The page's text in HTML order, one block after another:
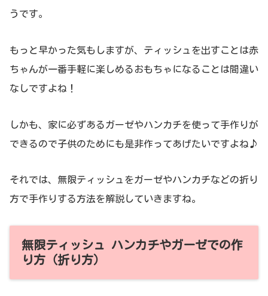
うです。
もっと早かった気もしますが、ティッシュを出すことは赤
ちゃんが一番手軽に楽しめるおもちゃになることは間違い
なしですよね！
しかも、家に必ずあるガーゼやハンカチを使って手作りが
できるので子供のためにも是非作ってあげたいですよね♪
それでは、無限ティッシュをガーゼやハンカチなどの折り
方で手作りする方法を解説していきますね。
無限ティッシュ ハンカチやガーゼでの作
り方（折り方）